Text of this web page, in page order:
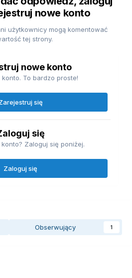
nowe konto
użytkownicy mogą komentować
tej strony.
nowe konto
konto. To bardzo proste!
się
się
Zaloguj się poniżej.
Zaloguj się
Obserwujący 1